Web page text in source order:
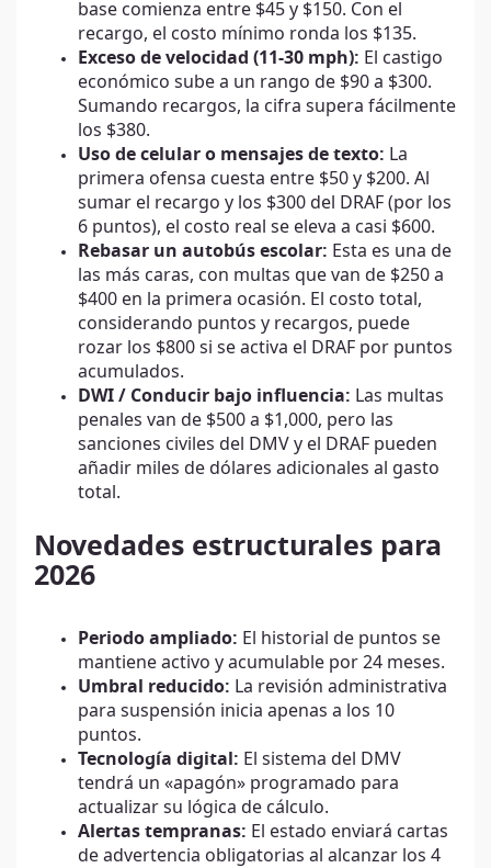
base comienza entre $45 y $150. Con el
recargo, el costo mínimo ronda los $135.
Exceso de velocidad (11-30 mph): El castigo
económico sube a un rango de $90 a $300.
Sumando recargos, la cifra supera fácilmente
los $380.
Uso de celular o mensajes de texto: La
primera ofensa cuesta entre $50 y $200. Al
sumar el recargo y los $300 del DRAF (por los
6 puntos), el costo real se eleva a casi $600.
Rebasar un autobús escolar: Esta es una de
las más caras, con multas que van de $250 a
$400 en la primera ocasión. El costo total,
considerando puntos y recargos, puede
rozar los $800 si se activa el DRAF por puntos
acumulados.
DWI / Conducir bajo influencia: Las multas
penales van de $500 a $1,000, pero las
sanciones civiles del DMV y el DRAF pueden
añadir miles de dólares adicionales al gasto
total.
Novedades estructurales para
2026
Periodo ampliado: El historial de puntos se
mantiene activo y acumulable por 24 meses.
Umbral reducido: La revisión administrativa
para suspensión inicia apenas a los 10
puntos.
Tecnología digital: El sistema del DMV
tendrá un «apagón» programado para
actualizar su lógica de cálculo.
Alertas tempranas: El estado enviará cartas
de advertencia obligatorias al alcanzar los 4